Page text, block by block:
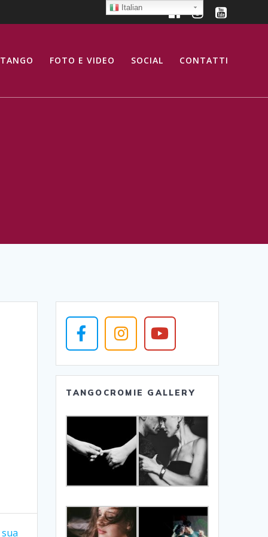
FOTO E VIDEO SOCIAL CONTATTI
TANGOCROMIE GALLERY
Italian